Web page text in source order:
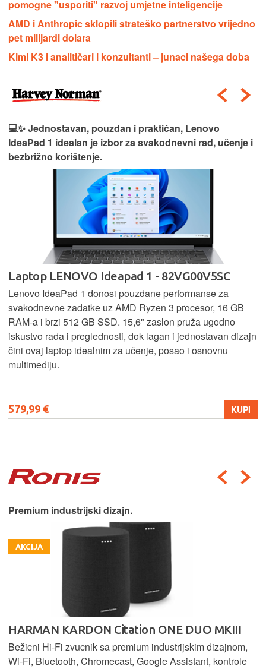
pomogne "usporiti" razvoj umjetne inteligencije
AMD i Anthropic sklopili strateško partnerstvo vrijedno
pet milijardi dolara
Kimi K3 i analitičari i konzultanti – junaci našega doba
💻✨ Jednostavan, pouzdan i praktičan, Lenovo
IdeaPad 1 idealan je izbor za svakodnevni rad, učenje i
bezbrižno korištenje.
Laptop LENOVO Ideapad 1 - 82VG00V5SC
Lenovo IdeaPad 1 donosi pouzdane performanse za
svakodnevne zadatke uz AMD Ryzen 3 procesor, 16 GB
RAM-a i brzi 512 GB SSD. 15,6" zaslon pruža ugodno
iskustvo rada i preglednosti, dok lagan i jednostavan dizajn
čini ovaj laptop idealnim za učenje, posao i osnovnu
multimediju.
579,99 € KUPI
Premium industrijski dizajn.
AKCIJA
HARMAN KARDON Citation ONE DUO MKIII
Bežicni Hi-Fi zvucnik sa premium industrijskim dizajnom,
Wi-Fi, Bluetooth, Chromecast, Google Assistant, kontrole